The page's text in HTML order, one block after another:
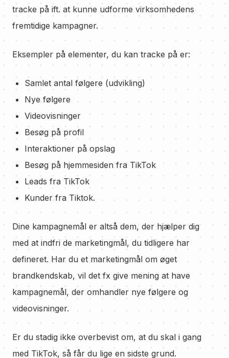
tracke på ift. at kunne udforme virksomhedens
fremtidige kampagner.
Eksempler på elementer, du kan tracke på er:
Samlet antal følgere (udvikling)
Nye følgere
Videovisninger
Besøg på profil
Interaktioner på opslag
Besøg på hjemmesiden fra TikTok
Leads fra TikTok
Kunder fra Tiktok.
Dine kampagnemål er altså dem, der hjælper dig
med at indfri de marketingmål, du tidligere har
defineret. Har du et marketingmål om øget
brandkendskab, vil det fx give mening at have
kampagnemål, der omhandler nye følgere og
videovisninger.
Er du stadig ikke overbevist om, at du skal i gang
med TikTok, så får du lige en sidste grund.